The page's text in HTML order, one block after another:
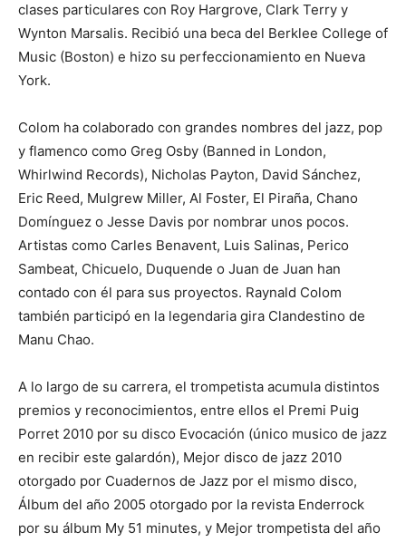
clases particulares con Roy Hargrove, Clark Terry y
Wynton Marsalis. Recibió una beca del Berklee College of
Music (Boston) e hizo su perfeccionamiento en Nueva
York.
Colom ha colaborado con grandes nombres del jazz, pop
y flamenco como Greg Osby (Banned in London,
Whirlwind Records), Nicholas Payton, David Sánchez,
Eric Reed, Mulgrew Miller, Al Foster, El Piraña, Chano
Domínguez o Jesse Davis por nombrar unos pocos.
Artistas como Carles Benavent, Luis Salinas, Perico
Sambeat, Chicuelo, Duquende o Juan de Juan han
contado con él para sus proyectos. Raynald Colom
también participó en la legendaria gira Clandestino de
Manu Chao.
A lo largo de su carrera, el trompetista acumula distintos
premios y reconocimientos, entre ellos el Premi Puig
Porret 2010 por su disco Evocación (único musico de jazz
en recibir este galardón), Mejor disco de jazz 2010
otorgado por Cuadernos de Jazz por el mismo disco,
Álbum del año 2005 otorgado por la revista Enderrock
por su álbum My 51 minutes, y Mejor trompetista del año